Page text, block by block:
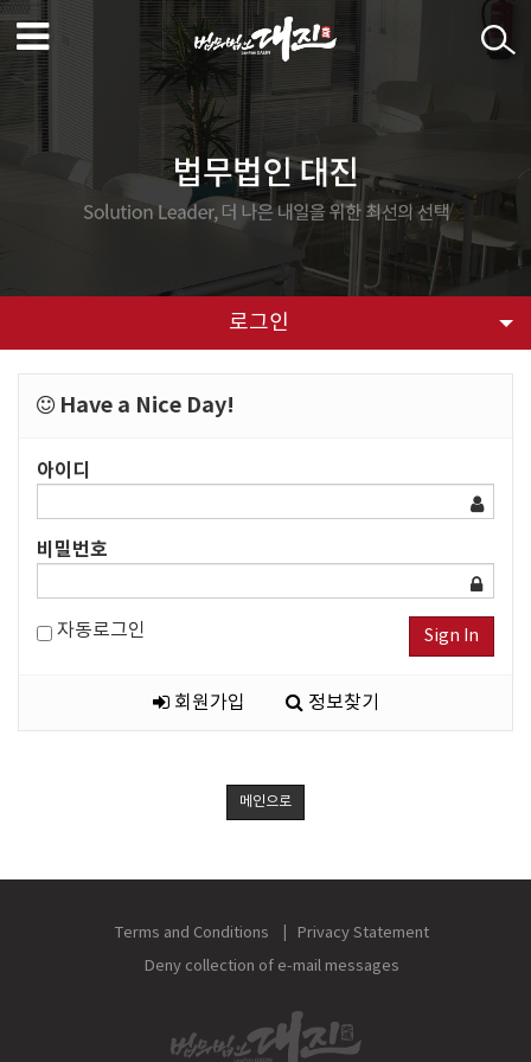
로그인
Have a Nice Day!
아이디
비밀번호
자동로그인 Sign In
회원가입 정보찾기
메인으로
Terms and Conditions
Privacy Statement
Deny collection of e-mail messages